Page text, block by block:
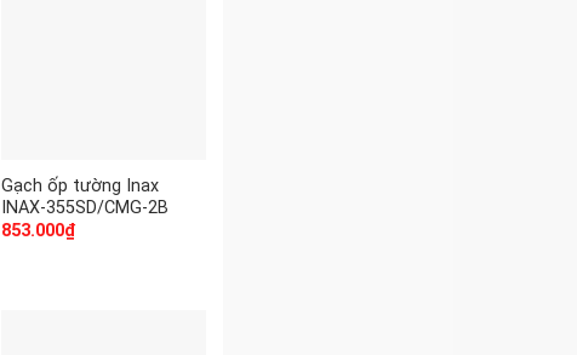
Gạch ốp tường Inax
INAX-355SD/CMG-2B
853.000₫